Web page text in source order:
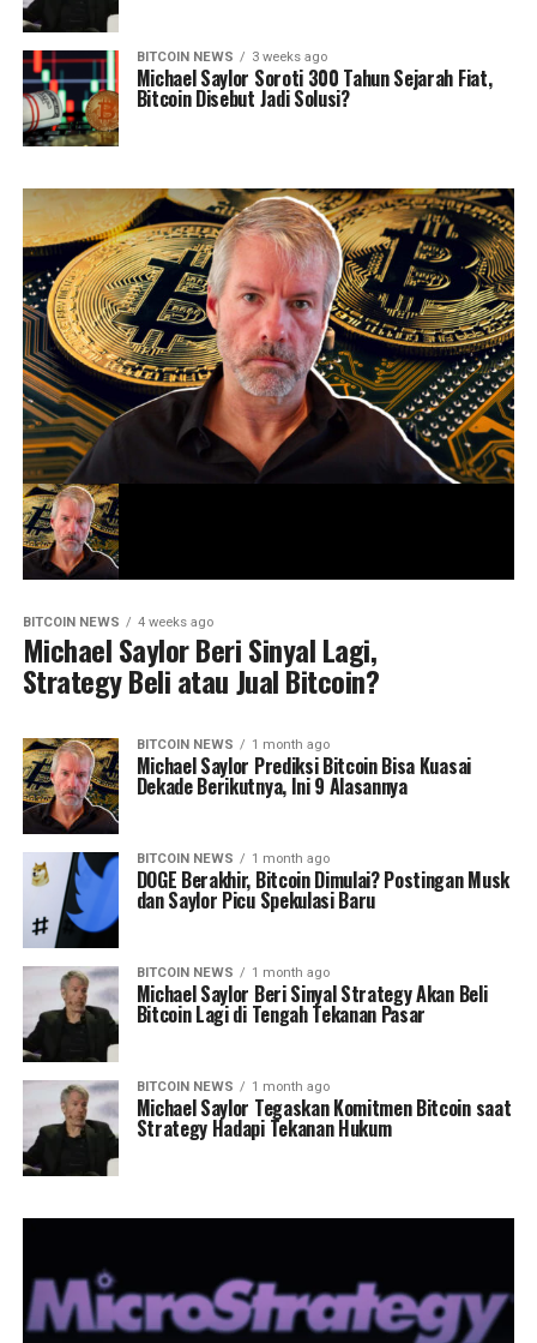
BITCOIN NEWS 3 weeks ago
Michael Saylor Soroti 300 Tahun Sejarah Fiat,
Bitcoin Disebut Jadi Solusi?
BITCOIN NEWS 4 weeks ago
Michael Saylor Beri Sinyal Lagi,
Strategy Beli atau Jual Bitcoin?
BITCOIN NEWS 1 month ago
Michael Saylor Prediksi Bitcoin Bisa Kuasai
Dekade Berikutnya, Ini 9 Alasannya
BITCOIN NEWS 1 month ago
DOGE Berakhir, Bitcoin Dimulai? Postingan Musk
dan Saylor Picu Spekulasi Baru
BITCOIN NEWS 1 month ago
Michael Saylor Beri Sinyal Strategy Akan Beli
Bitcoin Lagi di Tengah Tekanan Pasar
BITCOIN NEWS 1 month ago
Michael Saylor Tegaskan Komitmen Bitcoin saat
Strategy Hadapi Tekanan Hukum